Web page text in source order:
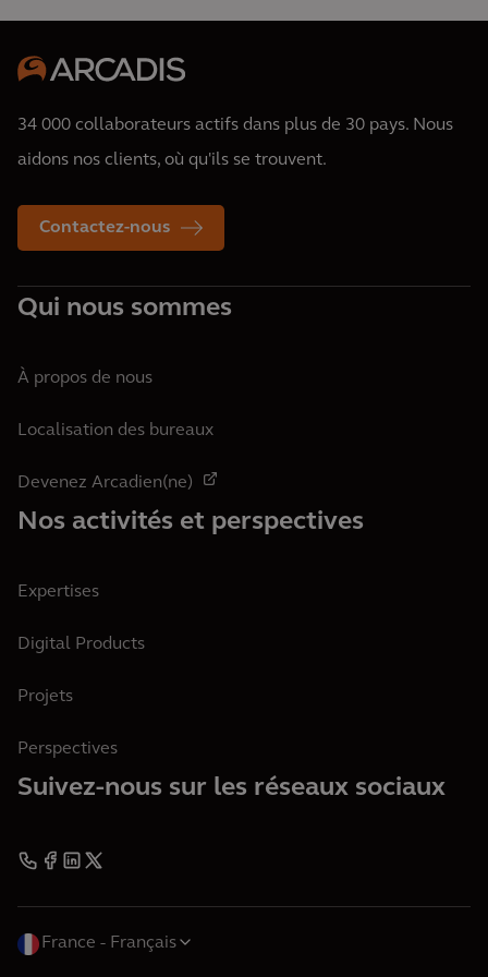
34 000 collaborateurs actifs dans plus de 30 pays. Nous
aidons nos clients, où qu'ils se trouvent.
Contactez-nous
Qui nous sommes
À propos de nous
Localisation des bureaux
Devenez Arcadien(ne)
Nos activités et perspectives
Expertises
Digital Products
Projets
Perspectives
Suivez-nous sur les réseaux sociaux
France Français